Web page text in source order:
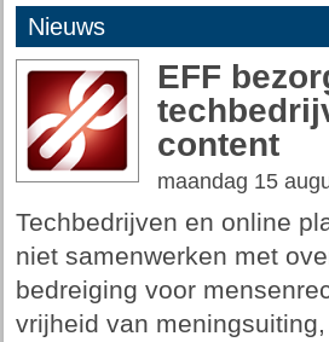
Nieuws
EFF
content
maandag 15
Techbedrijven en online
niet samenwerken met
bedreiging voor
vrijheid van